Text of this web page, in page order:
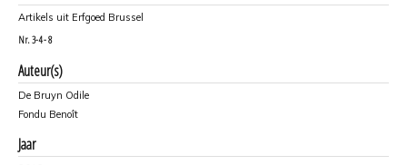
Artikels uit Erfgoed Brussel
Nr. 3-4 - 8
Auteur(s)
De Bruyn Odile
Fondu Benoît
Jaar